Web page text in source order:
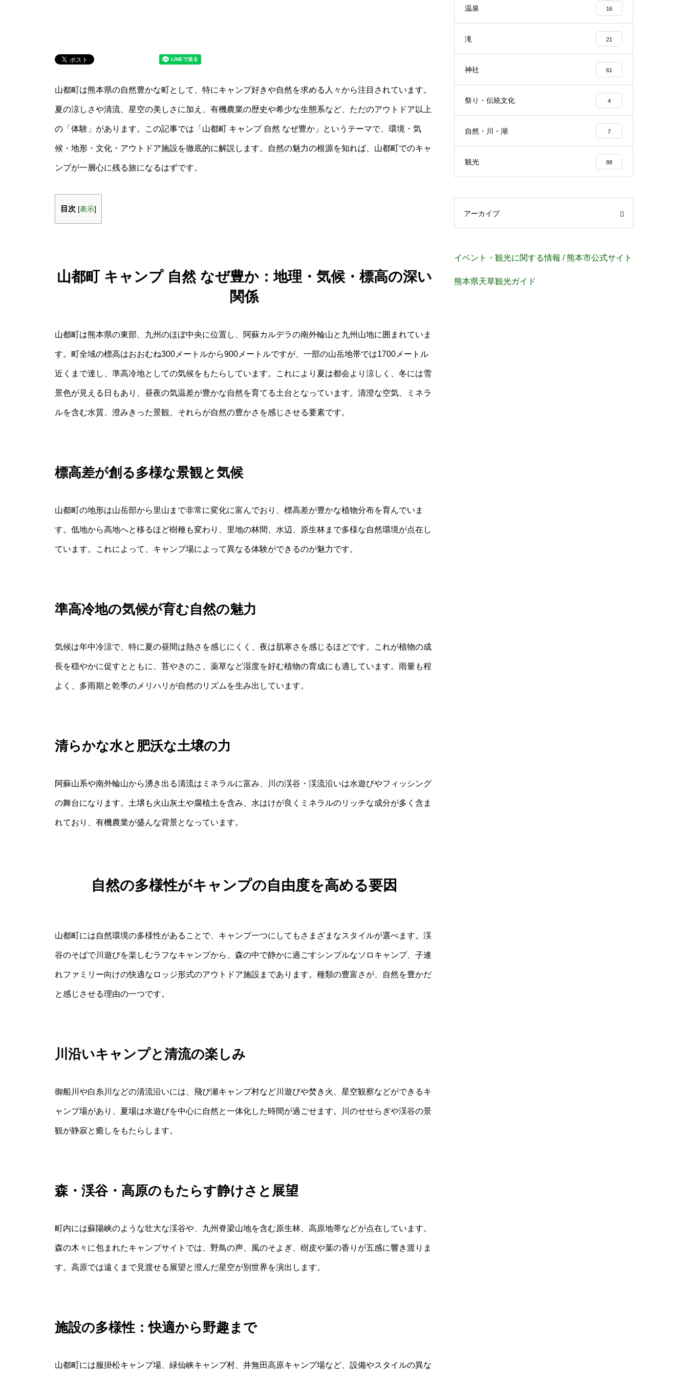
山都町は熊本県の自然豊かな町として、特にキャンプ好きや自然を求める人々から注目されています。
夏の涼しさや清流、星空の美しさに加え、有機農業の歴史や希少な生態系など、ただのアウトドア以上
の「体験」があります。この記事では「山都町 キャンプ 自然 なぜ豊か」というテーマで、環境・気
候・地形・文化・アウトドア施設を徹底的に解説します。自然の魅力の根源を知れば、山都町でのキャ
ンプが一層心に残る旅になるはずです。
目次 [表示]
山都町 キャンプ 自然 なぜ豊か：地理・気候・標高の深い
関係
山都町は熊本県の東部、九州のほぼ中央に位置し、阿蘇カルデラの南外輪山と九州山地に囲まれていま
す。町全域の標高はおおむね300メートルから900メートルですが、一部の山岳地帯では1700メートル
近くまで達し、準高冷地としての気候をもたらしています。これにより夏は都会より涼しく、冬には雪
景色が見える日もあり、昼夜の気温差が豊かな自然を育てる土台となっています。清澄な空気、ミネラ
ルを含む水質、澄みきった景観、それらが自然の豊かさを感じさせる要素です。
標高差が創る多様な景観と気候
山都町の地形は山岳部から里山まで非常に変化に富んでおり、標高差が豊かな植物分布を育んでいま
す。低地から高地へと移るほど樹種も変わり、里地の林間、水辺、原生林まで多様な自然環境が点在し
ています。これによって、キャンプ場によって異なる体験ができるのが魅力です。
準高冷地の気候が育む自然の魅力
気候は年中冷涼で、特に夏の昼間は熱さを感じにくく、夜は肌寒さを感じるほどです。これが植物の成
長を穏やかに促すとともに、苔やきのこ、薬草など湿度を好む植物の育成にも適しています。雨量も程
よく、多雨期と乾季のメリハリが自然のリズムを生み出しています。
清らかな水と肥沃な土壌の力
阿蘇山系や南外輪山から湧き出る清流はミネラルに富み、川の渓谷・渓流沿いは水遊びやフィッシング
の舞台になります。土壌も火山灰土や腐植土を含み、水はけが良くミネラルのリッチな成分が多く含ま
れており、有機農業が盛んな背景となっています。
自然の多様性がキャンプの自由度を高める要因
山都町には自然環境の多様性があることで、キャンプ一つにしてもさまざまなスタイルが選べます。渓
谷のそばで川遊びを楽しむラフなキャンプから、森の中で静かに過ごすシンプルなソロキャンプ、子連
れファミリー向けの快適なロッジ形式のアウトドア施設まであります。種類の豊富さが、自然を豊かだ
と感じさせる理由の一つです。
川沿いキャンプと清流の楽しみ
御船川や白糸川などの清流沿いには、飛び瀬キャンプ村など川遊びや焚き火、星空観察などができるキ
ャンプ場があり、夏場は水遊びを中心に自然と一体化した時間が過ごせます。川のせせらぎや渓谷の景
観が静寂と癒しをもたらします。
森・渓谷・高原のもたらす静けさと展望
町内には蘇陽峡のような壮大な渓谷や、九州脊梁山地を含む原生林、高原地帯などが点在しています。
森の木々に包まれたキャンプサイトでは、野鳥の声、風のそよぎ、樹皮や葉の香りが五感に響き渡りま
す。高原では遠くまで見渡せる展望と澄んだ星空が別世界を演出します。
施設の多様性：快適から野趣まで
山都町には服掛松キャンプ場、緑仙峡キャンプ村、井無田高原キャンプ場など、設備やスタイルの異な
温泉 16
滝 21
神社 61
祭り・伝統文化 4
自然・川・湖 7
観光 88
アーカイブ
イベント・観光に関する情報 / 熊本市公式サイト
熊本県天草観光ガイド